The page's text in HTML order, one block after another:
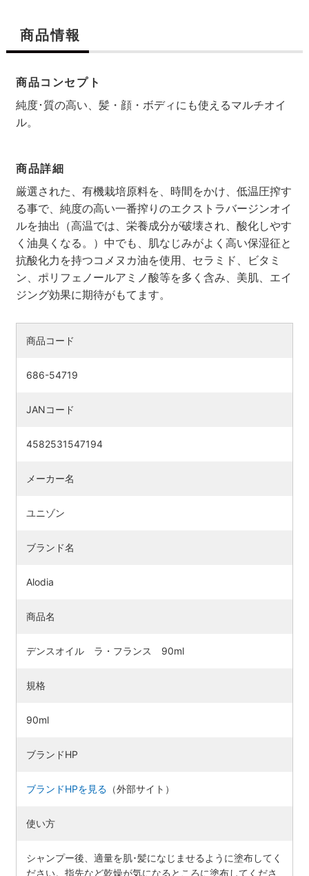
商品情報
商品コンセプト
純度･質の高い、髪・顔・ボディにも使えるマルチオイ
ル。
商品詳細
厳選された、有機栽培原料を、時間をかけ、低温圧搾す
る事で、純度の高い一番搾りのエクストラバージンオイ
ルを抽出（高温では、栄養成分が破壊され、酸化しやす
く油臭くなる。）中でも、肌なじみがよく高い保湿征と
抗酸化力を持つコメヌカ油を使用、セラミド、ビタミ
ン、ポリフェノールアミノ酸等を多く含み、美肌、エイ
ジング効果に期待がもてます。
商品コード
686-54719
JANコード
4582531547194
メーカー名
ユニゾン
ブランド名
Alodia
商品名
デンスオイル ラ・フランス 90ml
規格
90ml
ブランドHP
ブランドHPを見る （外部サイト）
使い方
シャンプー後、適量を肌･髪になじませるように塗布してく
ださい。指先など乾燥が気になるところに塗布してくださ